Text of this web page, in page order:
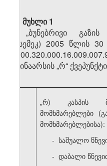
მუხლი 1
„ბუნებრივი
(სემეკ) 2005
შინაარსის „რ“
„რ) კასპის
მომხმარებლები
მომხმარებლებისა):
- საშუალო
- დაბალი